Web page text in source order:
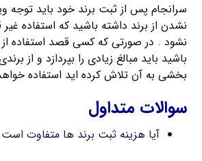
سرانجام پس از ثبت برند خود باید توجه
نشدن از برند داشته باشید که استفاده غیر
نشود . در صورتی که کسی قصد استفاده از
باشید باید مبالغ زیادی را بپردازد و از
بخشی به آن تلاش کرده اید استفاده
سوالات متداول
آیا هزینه ثبت برند ها متفاوت